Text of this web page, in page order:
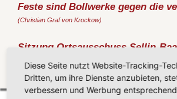
Feste sind Bollwerke gegen die
(Christian Graf von Krockow)
Sitzung Ortsausschuss Sellin-
Zurück
Diese Seite nutzt Website-Tracking-
Dritten, um ihre Dienste anzubieten,
verbessern und Werbung